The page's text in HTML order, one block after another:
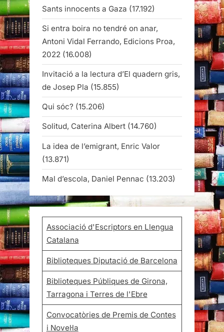
Sants innocents a Gaza (17.192)
Si entra boira no tendré on anar,
Antoni Vidal Ferrando, Edicions Proa,
2022 (16.008)
Invitació a la lectura d’El quadern gris,
de Josep Pla (15.855)
Qui sóc? (15.206)
Solitud, Caterina Albert (14.760)
La idea de l’emigrant, Enric Valor
(13.871)
Mal d’escola, Daniel Pennac (13.203)
Associació d'Escriptors en Llengua
Catalana
Biblioteques Diputació de Barcelona
Biblioteques Públiques de Girona,
Tarragona i Terres de l'Ebre
Convocatòries de Premis de Contes
i Novel·la